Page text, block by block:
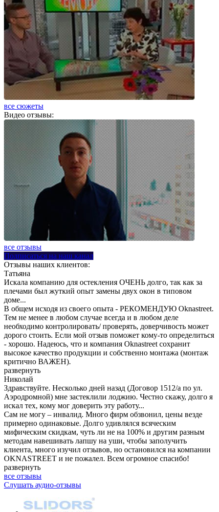
все сюжеты
Видео отзывы:
все отзывы
Подписаться на наш канал
Отзывы наших клиентов:
Татьяна
Искала компанию для остекления ОЧЕНЬ долго, так как за
плечами был жуткий опыт замены двух окон в типовом
доме...
В общем исходя из своего опыта - РЕКОМЕНДУЮ Oknastreet.
Тем не менее в любом случае всегда и в любом деле
необходимо контролировать/ проверять, доверчивость может
дорого стоить. Если мой отзыв поможет кому-то определиться
- хорошо. Надеюсь, что и компания Oknastreet сохранит
высокое качество продукции и собственно монтажа (монтаж
критично ВАЖЕН).
развернуть
Николай
Здравствуйте. Несколько дней назад (Договор 1512/а по ул.
Аэродромной) мне застеклили лоджию. Честно скажу, долго я
искал тех, кому мог доверить эту работу...
Сам не могу – инвалид. Много фирм обзвонил, цены везде
примерно одинаковые. Долго удивлялся всяческим
мифическим скидкам, чуть ли не на 100% и другим разным
методам навешивать лапшу на уши, чтобы заполучить
клиента, много изучил отзывов, но остановился на компании
OKNASTREET и не пожалел. Всем огромное спасибо!
развернуть
все отзывы
Слушать аудио-отзывы